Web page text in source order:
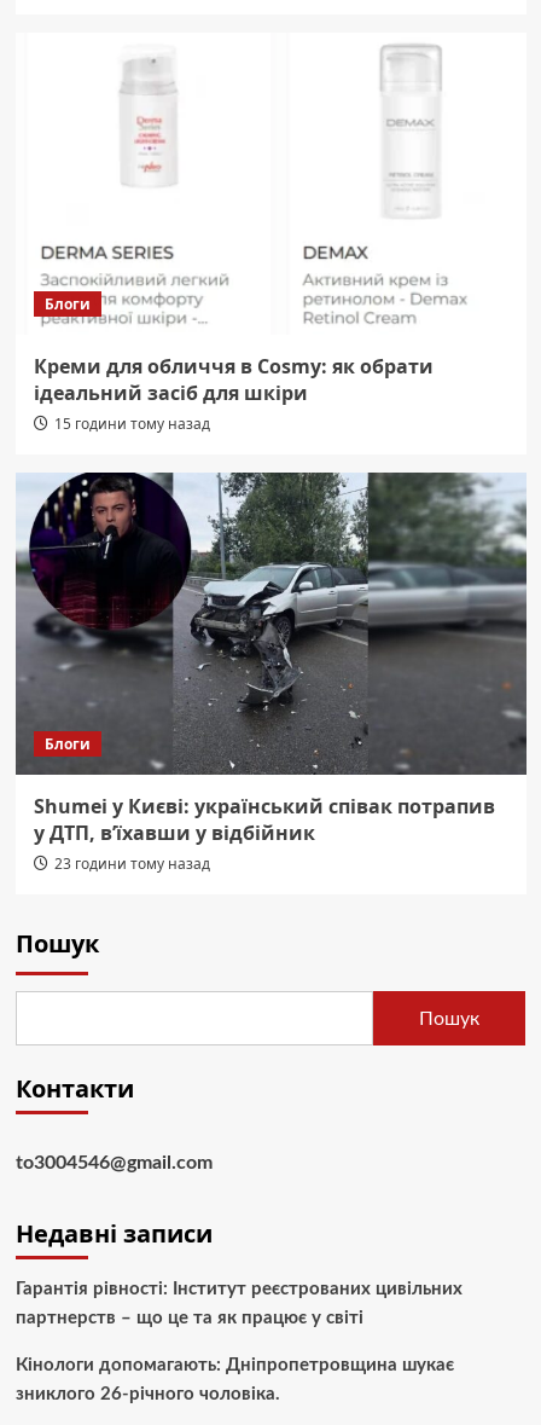
Блоги
Креми для обличчя в Cosmy: як обрати
ідеальний засіб для шкіри
15 години тому назад
Блоги
Shumei у Києві: український співак потрапив
у ДТП, в’їхавши у відбійник
23 години тому назад
Пошук
Пошук
Контакти
to3004546@gmail.com
Недавні записи
Гарантія рівності: Інститут реєстрованих цивільних
партнерств – що це та як працює у світі
Кінологи допомагають: Дніпропетровщина шукає
зниклого 26-річного чоловіка.